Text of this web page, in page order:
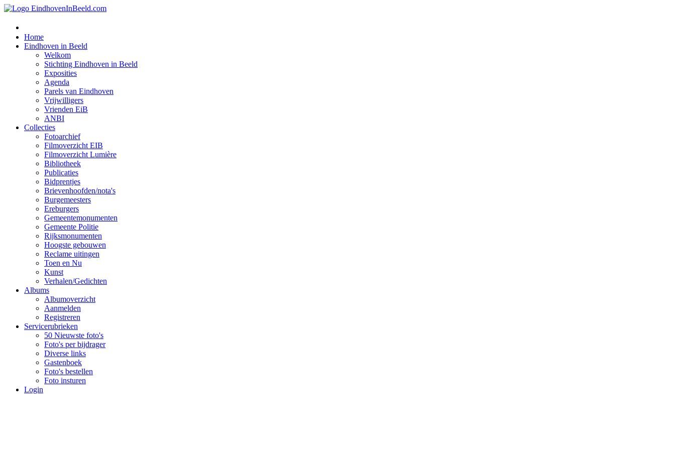
Home
Eindhoven in Beeld
Welkom
Stichting Eindhoven in Beeld
Exposities
Agenda
Parels van Eindhoven
Vrijwilligers
Vrienden EiB
ANBI
Collecties
Fotoarchief
Filmoverzicht EIB
Filmoverzicht Lumière
Bibliotheek
Publicaties
Bidprentjes
Brievenhoofden/nota's
Burgemeesters
Ereburgers
Gemeentemonumenten
Gemeente Politie
Rijksmonumenten
Hoogste gebouwen
Reclame uitingen
Toen en Nu
Kunst
Verhalen/Gedichten
Albums
Albumoverzicht
Aanmelden
Registreren
Servicerubrieken
50 Nieuwste foto's
Foto's per bijdrager
Diverse links
Gastenboek
Foto's bestellen
Foto insturen
Login